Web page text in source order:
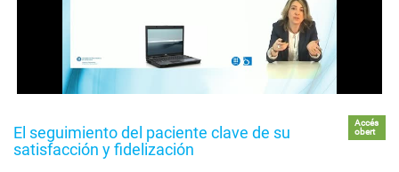
El seguimiento del paciente clave de su
satisfacción y fidelización
Accés
obert